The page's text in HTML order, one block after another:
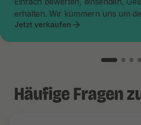
erhalten. Wir kümmern uns um
Jetzt verkaufen
Häufige Fragen